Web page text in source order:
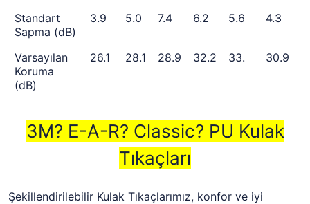
Standart
Sapma (dB)
3.9 5.0 7.4 6.2 5.6 4.3
Varsayılan
Koruma
(dB)
26.1 28.1 28.9 32.2 33. 30.9
3M? E-A-R? Classic? PU Kulak
Tıkaçları
Şekillendirilebilir Kulak Tıkaçlarımız, konfor ve iyi